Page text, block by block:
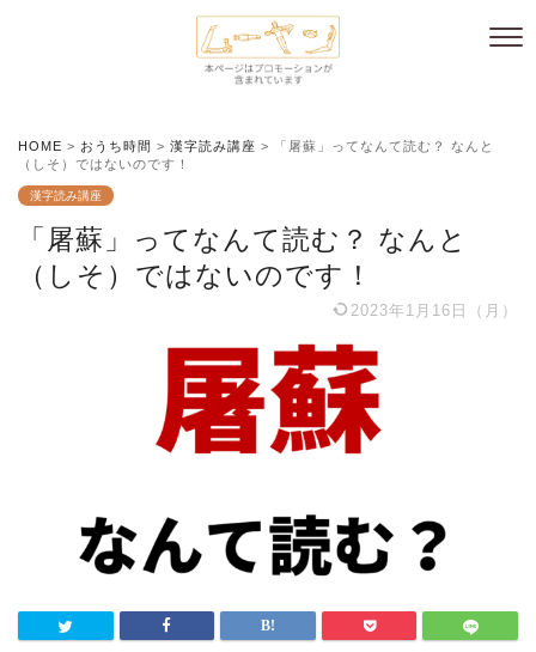
HOME > おうち時間 > 漢字読み講座 >
「屠蘇」ってなんて読む？ なんと
（しそ）ではないのです！
漢字読み講座
「屠蘇」ってなんて読む？ なんと
（しそ）ではないのです！
2023年1月16日（月）